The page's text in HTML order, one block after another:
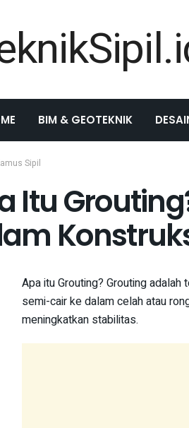
BIM & GEOTEKNIK
Sipil
Itu
Apa itu Grouting? Grouting
semi-cair ke dalam celah atau
meningkatkan stabilitas.